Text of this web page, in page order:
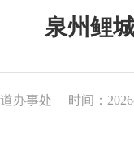
泉州鲤
办事处 时间：